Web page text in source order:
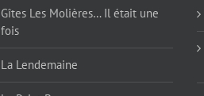
Gîtes Les Molières… Il était une
fois
La Lendemaine